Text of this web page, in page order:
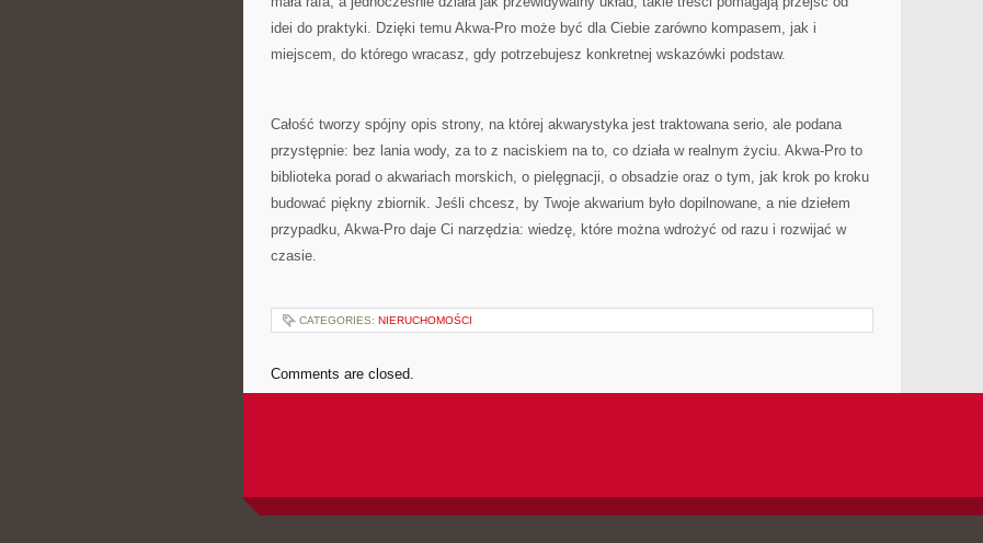
idei do praktyki. Dzięki temu Akwa-Pro może być dla Ciebie zarówno kompasem, jak i
miejscem, do którego wracasz, gdy potrzebujesz konkretnej wskazówki podstaw.
Całość tworzy spójny opis strony, na której akwarystyka jest traktowana serio, ale podana
przystępnie: bez lania wody, za to z naciskiem na to, co działa w realnym życiu. Akwa-Pro to
biblioteka porad o akwariach morskich, o pielęgnacji, o obsadzie oraz o tym, jak krok po kroku
budować piękny zbiornik. Jeśli chcesz, by Twoje akwarium było dopilnowane, a nie dziełem
przypadku, Akwa-Pro daje Ci narzędzia: wiedzę, które można wdrożyć od razu i rozwijać w
czasie.
CATEGORIES: NIERUCHOMOŚCI
Comments are closed.